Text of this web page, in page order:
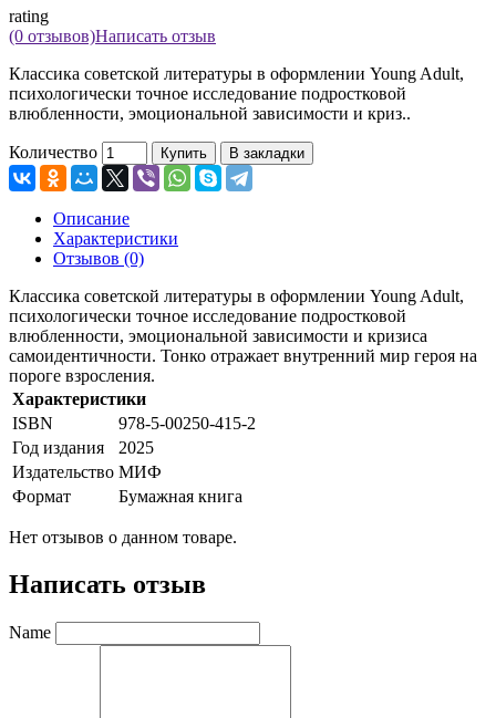
rating
(0 отзывов)Написать отзыв
Классика советской литературы в оформлении Young Adult,
психологически точное исследование подростковой
влюбленности, эмоциональной зависимости и криз..
Количество Купить В закладки
Описание
Характеристики
Отзывов (0)
Классика советской литературы в оформлении Young Adult,
психологически точное исследование подростковой
влюбленности, эмоциональной зависимости и кризиса
самоидентичности. Тонко отражает внутренний мир героя на
пороге взросления.
Характеристики
ISBN
978-5-00250-415-2
Год издания
2025
Издательство МИФ
Формат
Бумажная книга
Нет отзывов о данном товаре.
Написать отзыв
Name